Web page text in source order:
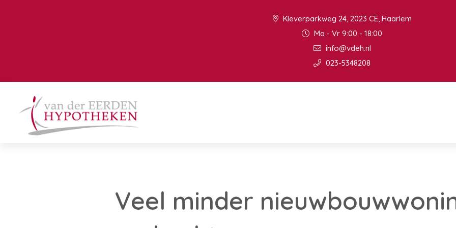
Kleverparkweg 24, 2023 CE, Haarlem
Ma - Vr 9:00 - 18:00
info@vdeh.nl
023-5348208
Veel minder